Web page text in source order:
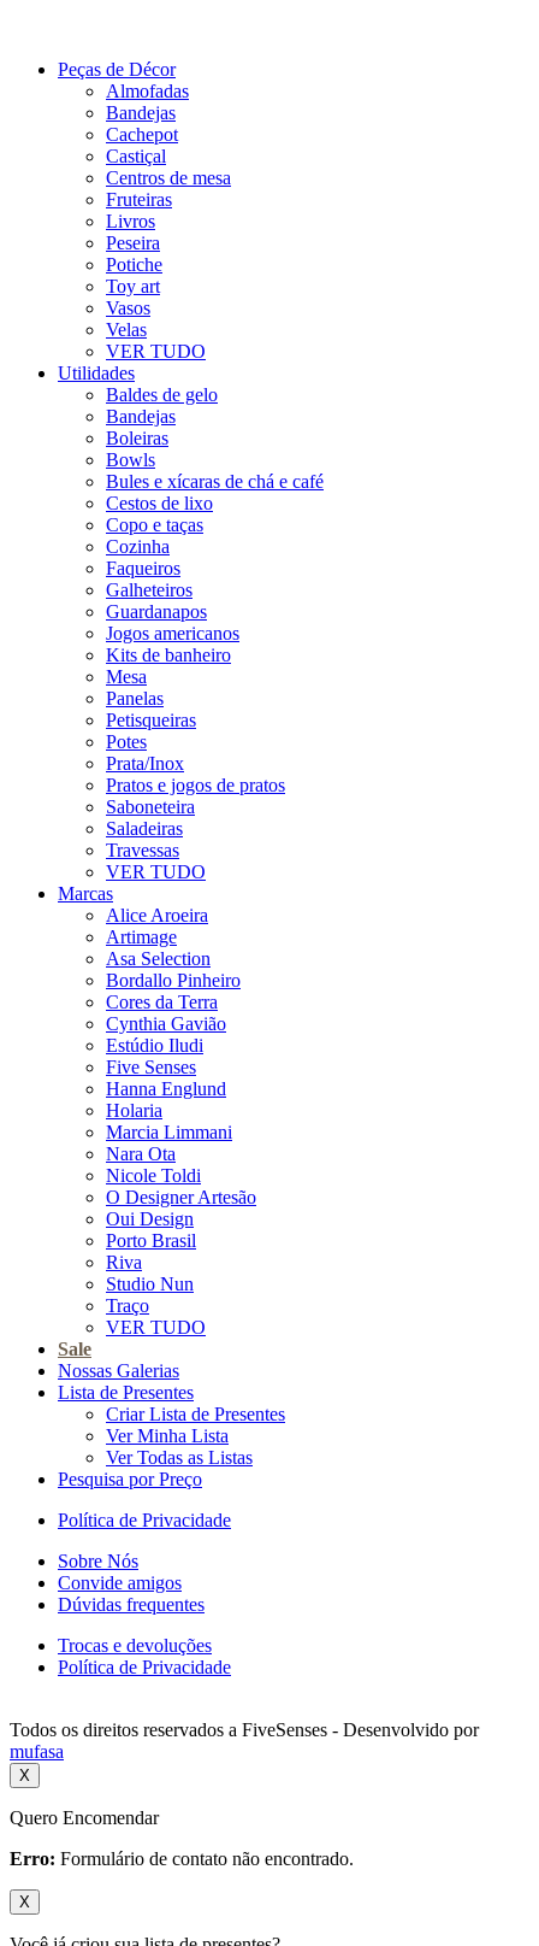
Peças de Décor
Almofadas
Bandejas
Cachepot
Castiçal
Centros de mesa
Fruteiras
Livros
Peseira
Potiche
Toy art
Vasos
Velas
VER TUDO
Utilidades
Baldes de gelo
Bandejas
Boleiras
Bowls
Bules e xícaras de chá e café
Cestos de lixo
Copo e taças
Cozinha
Faqueiros
Galheteiros
Guardanapos
Jogos americanos
Kits de banheiro
Mesa
Panelas
Petisqueiras
Potes
Prata/Inox
Pratos e jogos de pratos
Saboneteira
Saladeiras
Travessas
VER TUDO
Marcas
Alice Aroeira
Artimage
Asa Selection
Bordallo Pinheiro
Cores da Terra
Cynthia Gavião
Estúdio Iludi
Five Senses
Hanna Englund
Holaria
Marcia Limmani
Nara Ota
Nicole Toldi
O Designer Artesão
Oui Design
Porto Brasil
Riva
Studio Nun
Traço
VER TUDO
Sale
Nossas Galerias
Lista de Presentes
Criar Lista de Presentes
Ver Minha Lista
Ver Todas as Listas
Pesquisa por Preço
Política de Privacidade
Sobre Nós
Convide amigos
Dúvidas frequentes
Trocas e devoluções
Política de Privacidade
Todos os direitos reservados a FiveSenses - Desenvolvido por
mufasa
X
Quero Encomendar
Erro: Formulário de contato não encontrado.
X